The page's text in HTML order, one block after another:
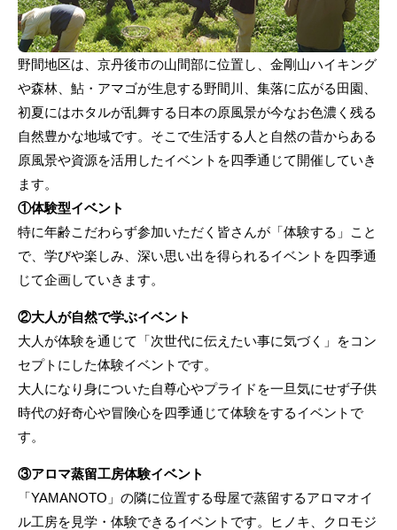
野間地区は、京丹後市の山間部に位置し、金剛山ハイキング
や森林、鮎・アマゴが生息する野間川、集落に広がる田園、
初夏にはホタルが乱舞する日本の原風景が今なお色濃く残る
自然豊かな地域です。そこで生活する人と自然の昔からある
原風景や資源を活用したイベントを四季通じて開催していき
ます。
①体験型イベント
特に年齢こだわらず参加いただく皆さんが「体験する」こと
で、学びや楽しみ、深い思い出を得られるイベントを四季通
じて企画していきます。
②大人が自然で学ぶイベント
大人が体験を通じて「次世代に伝えたい事に気づく」をコン
セプトにした体験イベントです。
大人になり身についた自尊心やプライドを一旦気にせず子供
時代の好奇心や冒険心を四季通じて体験をするイベントで
す。
③アロマ蒸留工房体験イベント
「YAMANOTO」の隣に位置する母屋で蒸留するアロマオイ
ル工房を見学・体験できるイベントです。ヒノキ、クロモジ